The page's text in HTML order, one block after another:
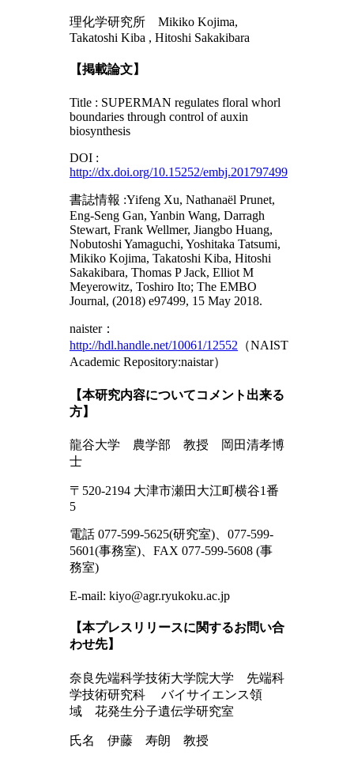
理化学研究所 Mikiko Kojima,
Takatoshi Kiba , Hitoshi Sakakibara
【掲載論文】
Title : SUPERMAN regulates floral whorl
boundaries through control of auxin
biosynthesis
DOI :
http://dx.doi.org/10.15252/embj.201797499
書誌情報 :Yifeng Xu, Nathanaël Prunet,
Eng‐Seng Gan, Yanbin Wang, Darragh
Stewart, Frank Wellmer, Jiangbo Huang,
Nobutoshi Yamaguchi, Yoshitaka Tatsumi,
Mikiko Kojima, Takatoshi Kiba, Hitoshi
Sakakibara, Thomas P Jack, Elliot M
Meyerowitz, Toshiro Ito; The EMBO
Journal, (2018) e97499, 15 May 2018.
naister：
http://hdl.handle.net/10061/12552 （NAIST
Academic Repository:naistar）
【本研究内容についてコメント出来る
方】
龍谷大学 農学部 教授 岡田清孝博
士
〒520-2194 大津市瀬田大江町横谷1番
5
電話 077-599-5625(研究室)、077-599-
5601(事務室)、FAX 077-599-5608 (事
務室)
E-mail: kiyo@agr.ryukoku.ac.jp
【本プレスリリースに関するお問い合
わせ先】
奈良先端科学技術大学院大学 先端科
学技術研究科 バイサイエンス領
域 花発生分子遺伝学研究室
氏名 伊藤 寿朗 教授